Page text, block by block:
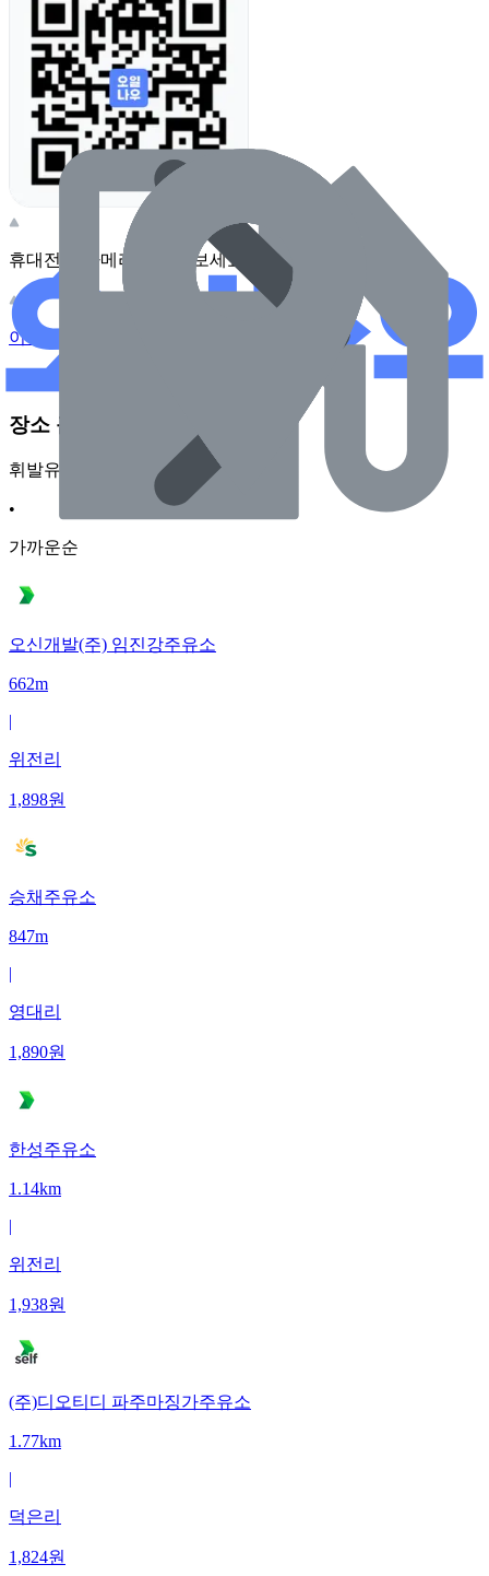
휴대전화 카메라로 찍어보세요
이 주유소의 사장님이신가요?
장소 근처 주유소
휘발유
•
가까운순
오신개발(주) 임진강주유소
662m
|
위전리
1,898원
승채주유소
847m
|
영대리
1,890원
한성주유소
1.14km
|
위전리
1,938원
(주)디오티디 파주마징가주유소
1.77km
|
덕은리
1,824원